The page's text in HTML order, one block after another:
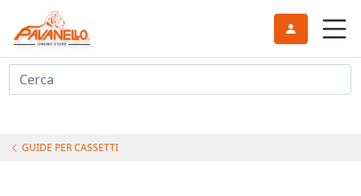
Cerca
GUIDE PER CASSETTI